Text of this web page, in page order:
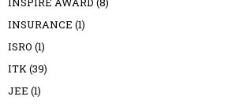
INSURANCE (1)
ISRO (1)
ITK(39)
JEE (1)